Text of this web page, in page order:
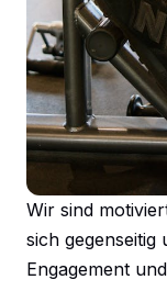
Wir sind
sich gegenseitig
Engagement